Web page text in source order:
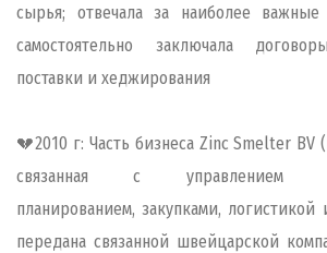
сырья; отвечала за наиболее
самостоятельно заключала
поставки и хеджирования
💔2010 г: Часть бизнеса Zinc Smelter BV
связанная с управлением
планированием, закупками,
передана связанной швейцарской